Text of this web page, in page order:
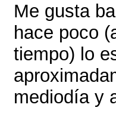
Me gusta
hace poco
tiempo) lo
mediodía y